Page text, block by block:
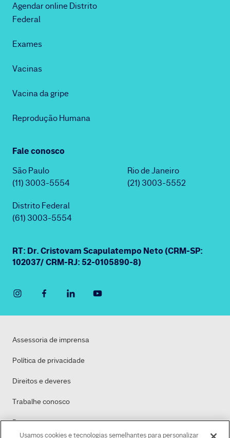
Agendar online Distrito
Federal
Exames
Vacinas
Vacina da gripe
Reprodução Humana
Fale conosco
São Paulo
(11) 3003-5554
Rio de Janeiro
(21) 3003-5552
Distrito Federal
(61) 3003-5554
RT: Dr. Cristovam Scapulatempo Neto (CRM-SP:
102037/ CRM-RJ: 52-0105890-8)
Assessoria de imprensa
Política de privacidade
Direitos e deveres
Trabalhe conosco
Dasa
Usamos cookies e tecnologias semelhantes para personalizar